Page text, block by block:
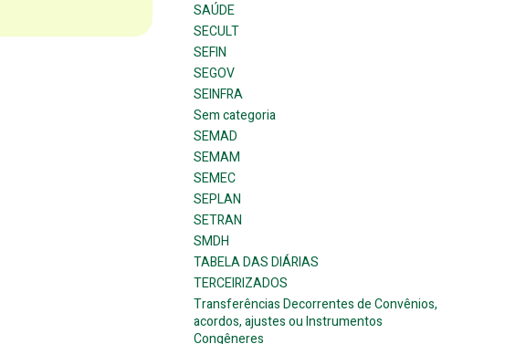
SAÚDE
SECULT
SEFIN
SEGOV
SEINFRA
Sem categoria
SEMAD
SEMAM
SEMEC
SEPLAN
SETRAN
SMDH
TABELA DAS DIÁRIAS
TERCEIRIZADOS
Transferências Decorrentes de Convênios,
acordos, ajustes ou Instrumentos
Congêneres